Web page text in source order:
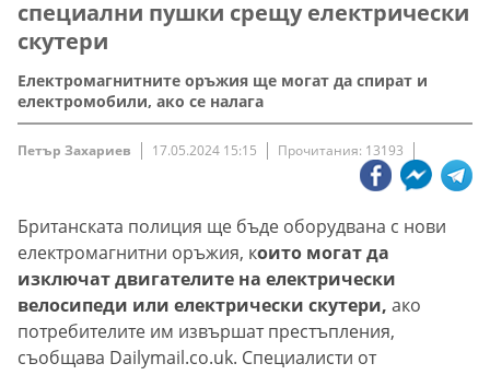
специални пушки срещу електрически
скутери
Електромагнитните оръжия ще могат да спират и
електромобили, ако се налага
Петър Захариев 17.05.2024 15:15 Прочитания: 13193
Британската полиция ще бъде оборудвана с нови
електромагнитни оръжия, които могат да
изключат двигателите на електрически
велосипеди или електрически скутери, ако
потребителите им извършат престъпления,
съобщава Dailymail.co.uk. Специалисти от